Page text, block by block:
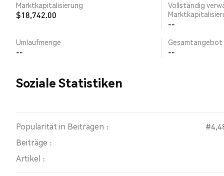
Marktkapitalisierung
$18,742.00
Vollständig
--
Umlaufmenge
--
Gesamtangebot
--
Soziale Statistiken
Popularität in Beiträgen :
Beiträge :
Artikel :